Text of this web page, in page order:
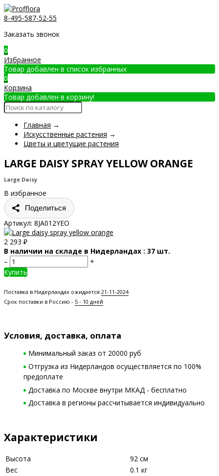
8-495-587-52-55
Заказать звонок
0
Избранное
Товар добавлен в список избранных
0
Корзина
Товар добавлен в корзину!
Главная →
Искусственные растения →
Цветы и цветущие растения
LARGE DAISY SPRAY YELLOW ORANGE
Large Daisy
В избранное
Поделиться
Артикул: 8JA012YEO
2 293 ₽
В наличии на складе в Нидерландах : 37 шт.
–
+
Купить
Поставка в Нидерландах ожидается 21-11-2024
Срок поставки в Россию - 5 - 10 дней
Условия, доставка, оплата
Минимальный заказ от 20000 руб
Отгрузка из Нидерландов осуществляется по 100%
предоплате
Доставка по Москве внутри МКАД - бесплатно
Доставка в регионы рассчитывается индивидуально
Характеристики
Высота
92 см
Вес
0.1 кг